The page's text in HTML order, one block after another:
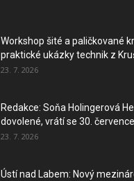
Workshop šité a paličkované
praktické ukázky technik z
23. 7. 2026
Redakce: Soňa Holingerová
dovolené, vrátí se 30.
23. 7. 2026
Ústí nad Labem: Nový